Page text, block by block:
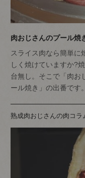
肉おじさんのプール焼
スライス肉なら簡単に
しく焼けていますか?
台無し。そこで「肉お
ール焼き」の出番です。
熟成肉おじさんの肉コラ